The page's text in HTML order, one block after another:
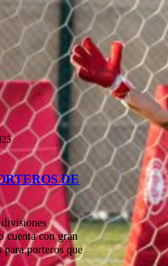
DE
cuenta con gran
para porteros que